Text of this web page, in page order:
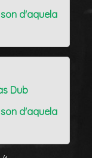
d'aquela
Dub
d'aquela